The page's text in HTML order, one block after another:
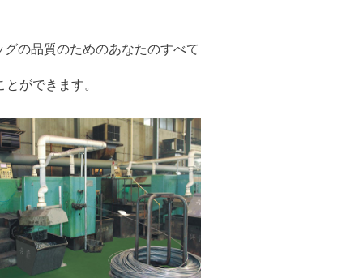
の品質のためのあなたのすべて
ができます。